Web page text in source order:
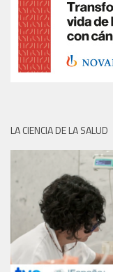
LA CIENCIA DE LA SALUD